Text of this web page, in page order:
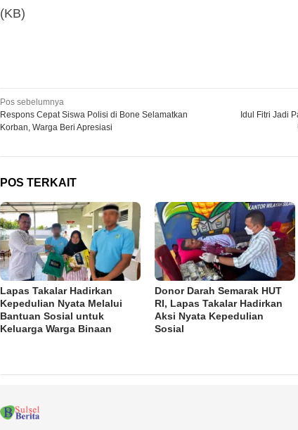
(KB)
Navigasi
pos
Pos sebelumnya
Respons Cepat Siswa Polisi di Bone Selamatkan
Korban, Warga Beri Apresiasi
Idul Fitri Jadi
POS TERKAIT
Lapas Takalar Hadirkan
Kepedulian Nyata Melalui
Bantuan Sosial untuk
Keluarga Warga Binaan
Donor Darah Semarak HUT
RI, Lapas Takalar Hadirkan
Aksi Nyata Kepedulian
Sosial